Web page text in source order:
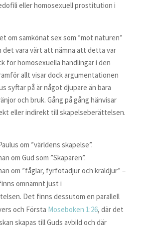
eller homosexuell prostitution i
om samkönat sex som ”mot naturen”
det vara värt att nämna att detta var
för homosexuella handlingar i den
allt visar dock argumentationen
syftar på är något djupare än bara
och bruk. Gång på gång hänvisar
eller indirekt till skapelseberättelsen.
om ”världens skapelse”.
om Gud som ”Skaparen”.
om ”fåglar, fyrfotadjur och kräldjur” –
omnämnt just i
Det finns dessutom en parallell
och Första Moseboken 1:26, där det
skapas till Guds avbild och där